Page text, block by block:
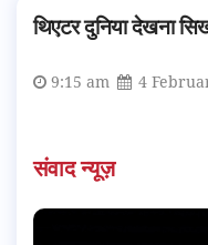
थिएटर दुनिया देखना
9:15 am 4
संवाद न्यूज़